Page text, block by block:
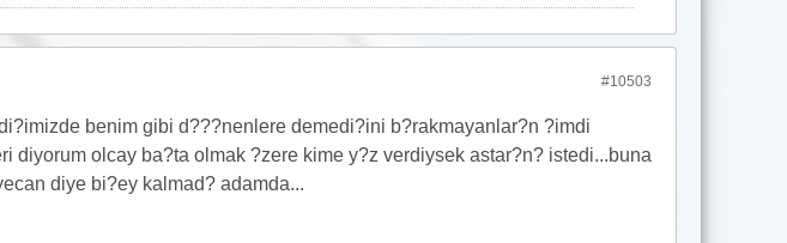
#10503
benim gibi d???nenlere demedi?ini b?rakmayanlar?n ?imdi
diyorum olcay ba?ta olmak ?zere kime y?z verdiysek astar?n? istedi...buna
diye bi?ey kalmad? adamda...